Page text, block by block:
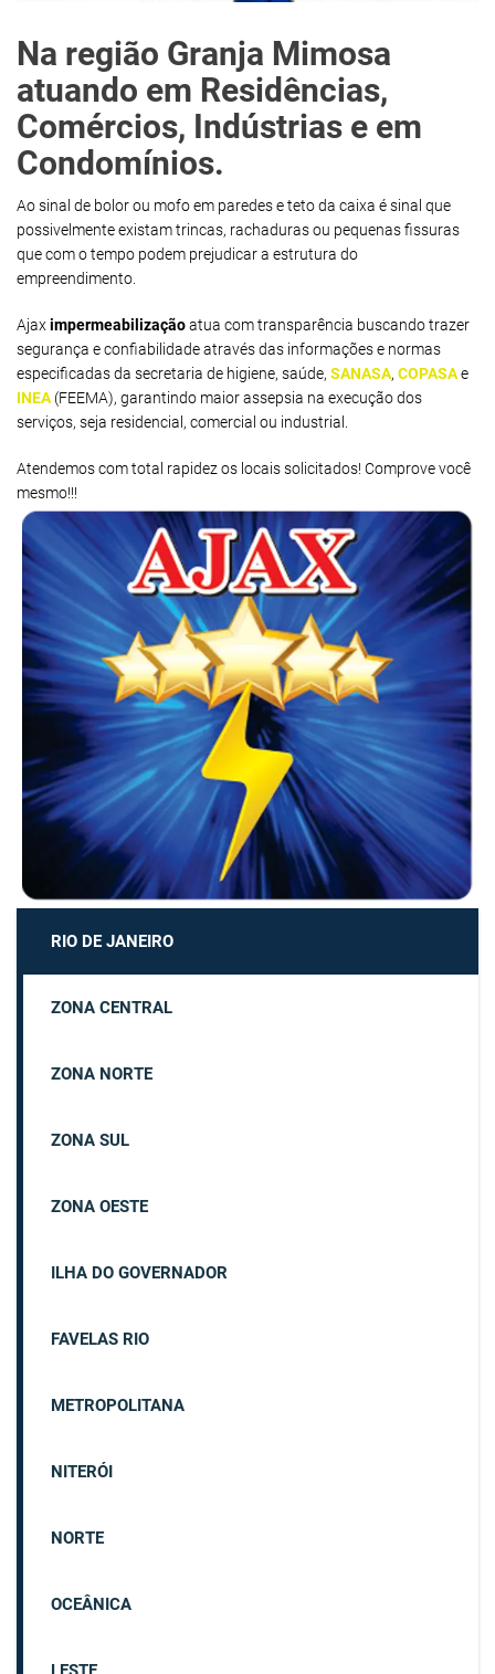
Na região Granja Mimosa
atuando em Residências,
Comércios, Indústrias e em
Condomínios.
Ao sinal de bolor ou mofo em paredes e teto da caixa é sinal que
possivelmente existam trincas, rachaduras ou pequenas fissuras
que com o tempo podem prejudicar a estrutura do
empreendimento.
Ajaximpermeabilizaçãoatua com transparência buscando trazer
segurança e confiabilidade através das informações e normas
especificadas da secretaria de higiene, saúde, SANASA, COPASAe
INEA (FEEMA), garantindo maior assepsia na execução dos
serviços, seja residencial, comercial ou industrial.
Atendemos com total rapidez os locais solicitados! Comprove você
mesmo!!!
RIO DE JANEIRO
ZONA CENTRAL
ZONA NORTE
ZONA SUL
ZONA OESTE
ILHA DO GOVERNADOR
FAVELAS RIO
METROPOLITANA
NITERÓI
NORTE
OCEÂNICA